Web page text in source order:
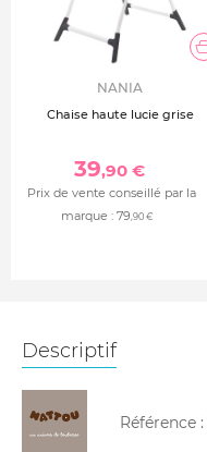
NANIA
Chaise haute lucie grise
39,90 €
Prix de vente conseillé par la
marque : 79,90 €
Descriptif
Référence :